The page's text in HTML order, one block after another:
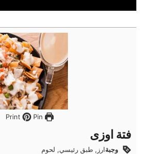
Pin
فتة اوزى
وجبةارز, طبق رئيسي, لحوم